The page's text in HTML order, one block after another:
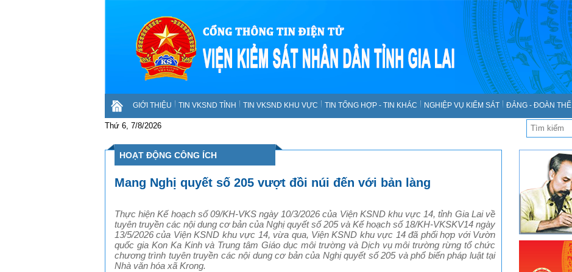
GIỚI THIỆU TIN VKSND TỈNH TIN VKSND KHU VỰC TIN TỔNG HỢP - TIN KHÁC NGHIỆP VỤ KIỂM SÁT ĐẢNG - ĐOÀN THỂ
Thứ 6, 7/8/2026
HOẠT ĐỘNG CÔNG ÍCH
Mang Nghị quyết số 205 vượt đồi núi đến với bản làng
Thực hiện Kế hoạch số 09/KH-VKS ngày 10/3/2026 của Viện KSND khu vực 14, tỉnh Gia Lai về
tuyên truyền các nội dung cơ bản của Nghị quyết số 205 và Kế hoạch số 18/KH-VKSKV14 ngày
13/5/2026 của Viện KSND khu vực 14, vừa qua, Viện KSND khu vực 14 đã phối hợp với Vườn
quốc gia Kon Ka Kinh và Trung tâm Giáo dục môi trường và Dịch vụ môi trường rừng tổ chức
chương trình tuyên truyền các nội dung cơ bản của Nghị quyết số 205 và phổ biến pháp luật tại
Nhà văn hóa xã Krong.